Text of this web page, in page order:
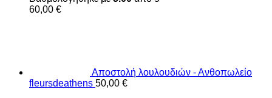
60,00 €
Αποστολή λουλουδιών - Ανθοπωλείο
fleursdeathens 50,00 €